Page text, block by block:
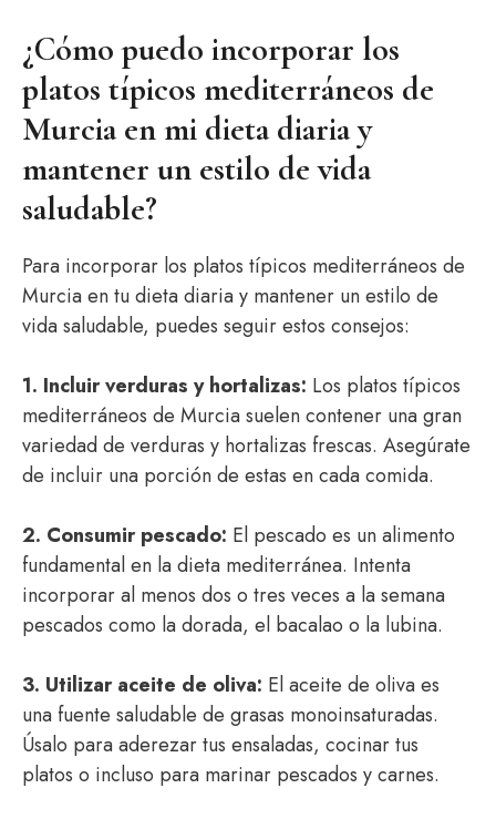
¿Cómo puedo incorporar los
platos típicos mediterráneos de
Murcia en mi dieta diaria y
mantener un estilo de vida
saludable?
Para incorporar los platos típicos mediterráneos de
Murcia en tu dieta diaria y mantener un estilo de
vida saludable, puedes seguir estos consejos:
1. Incluir verduras y hortalizas: Los platos típicos
mediterráneos de Murcia suelen contener una gran
variedad de verduras y hortalizas frescas. Asegúrate
de incluir una porción de estas en cada comida.
2. Consumir pescado: El pescado es un alimento
fundamental en la dieta mediterránea. Intenta
incorporar al menos dos o tres veces a la semana
pescados como la dorada, el bacalao o la lubina.
3. Utilizar aceite de oliva: El aceite de oliva es
una fuente saludable de grasas monoinsaturadas.
Úsalo para aderezar tus ensaladas, cocinar tus
platos o incluso para marinar pescados y carnes.